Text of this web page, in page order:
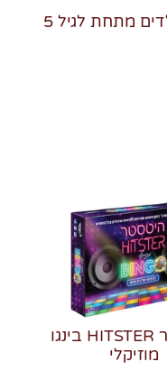
מתחת לגיל 5
היטסטר HITSTER בינגו
מוזיקלי